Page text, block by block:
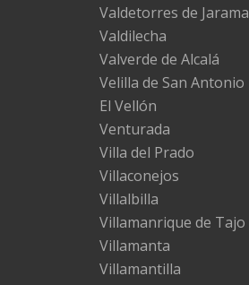
Valdetorres de Jarama
Valdilecha
Valverde de Alcalá
Velilla de San Antonio
El Vellón
Venturada
Villa del Prado
Villaconejos
Villalbilla
Villamanrique de Tajo
Villamanta
Villamantilla